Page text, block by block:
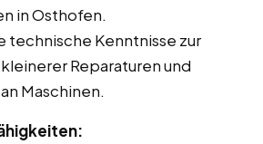
in Osthofen.
technische Kenntnisse zur
Reparaturen und
Maschinen.